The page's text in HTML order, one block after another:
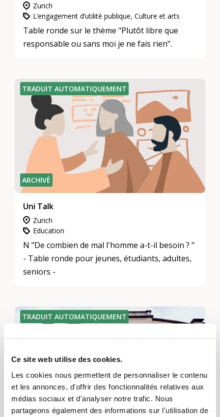
Ce site web utilise des cookies.
Les cookies nous permettent de personnaliser le contenu
et les annonces, d'offrir des fonctionnalités relatives aux
médias sociaux et d'analyser notre trafic. Nous
partageons également des informations sur l'utilisation de
Zurich
L’engagement d’utilité publique, Culture et arts
Table ronde sur le thème "Plutôt libre que
responsable ou sans moi je ne fais rien".
ARCHIVÉ
TRADUIT AUTOMATIQUEMENT
Uni Talk
Zurich
Education
N "De combien de mal l'homme a-t-il besoin ? "
- Table ronde pour jeunes, étudiants, adultes,
seniors -
ARCHIVÉ
TRADUIT AUTOMATIQUEMENT